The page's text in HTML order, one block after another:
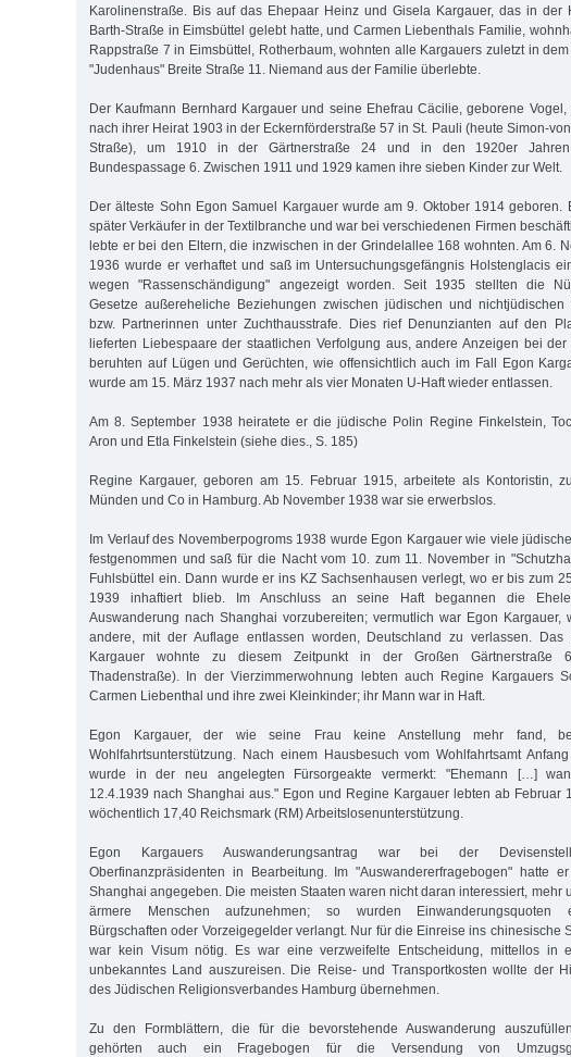
Karolinenstraße. Bis auf das Ehepaar Heinz und Gisela Kargauer, das in der
Barth-Straße in Eimsbüttel gelebt hatte, und Carmen Liebenthals Familie,
Rappstraße 7 in Eimsbüttel, Rotherbaum, wohnten alle Kargauers zuletzt in
"Judenhaus" Breite Straße 11. Niemand aus der Familie überlebte.
Der Kaufmann Bernhard Kargauer und seine Ehefrau Cäcilie, geborene Vogel,
nach ihrer Heirat 1903 in der Eckernförderstraße 57 in St. Pauli (heute Simon-
Straße), um 1910 in der Gärtnerstraße 24 und in den 1920er
Bundespassage 6. Zwischen 1911 und 1929 kamen ihre sieben Kinder zur Welt.
Der älteste Sohn Egon Samuel Kargauer wurde am 9. Oktober 1914 geboren.
später Verkäufer in der Textilbranche und war bei verschiedenen Firmen
lebte er bei den Eltern, die inzwischen in der Grindelallee 168 wohnten. Am 6.
1936 wurde er verhaftet und saß im Untersuchungsgefängnis Holstenglacis
wegen "Rassenschändigung" angezeigt worden. Seit 1935 stellten die
Gesetze außereheliche Beziehungen zwischen jüdischen und nichtjüdischen
bzw. Partnerinnen unter Zuchthausstrafe. Dies rief Denunzianten auf den
lieferten Liebespaare der staatlichen Verfolgung aus, andere Anzeigen bei der
beruhten auf Lügen und Gerüchten, wie offensichtlich auch im Fall Egon
wurde am 15. März 1937 nach mehr als vier Monaten U-Haft wieder entlassen.
Am 8. September 1938 heiratete er die jüdische Polin Regine Finkelstein,
Aron und Etla Finkelstein (siehe dies., S. 185)
Regine Kargauer, geboren am 15. Februar 1915, arbeitete als Kontoristin,
Münden und Co in Hamburg. Ab November 1938 war sie erwerbslos.
Im Verlauf des Novemberpogroms 1938 wurde Egon Kargauer wie viele
festgenommen und saß für die Nacht vom 10. zum 11. November in
Fuhlsbüttel ein. Dann wurde er ins KZ Sachsenhausen verlegt, wo er bis zum
1939 inhaftiert blieb. Im Anschluss an seine Haft begannen die
Auswanderung nach Shanghai vorzubereiten; vermutlich war Egon Kargauer,
andere, mit der Auflage entlassen worden, Deutschland zu verlassen. Das
Kargauer wohnte zu diesem Zeitpunkt in der Großen Gärtnerstraße
Thadenstraße). In der Vierzimmerwohnung lebten auch Regine Kargauers
Carmen Liebenthal und ihre zwei Kleinkinder; ihr Mann war in Haft.
Egon Kargauer, der wie seine Frau keine Anstellung mehr fand,
Wohlfahrtsunterstützung. Nach einem Hausbesuch vom Wohlfahrtsamt
wurde in der neu angelegten Fürsorgeakte vermerkt: "Ehemann […]
12.4.1939 nach Shanghai aus." Egon und Regine Kargauer lebten ab Februar
wöchentlich 17,40 Reichsmark (RM) Arbeitslosenunterstützung.
Egon Kargauers Auswanderungsantrag war bei der
Oberfinanzpräsidenten in Bearbeitung. Im "Auswandererfragebogen" hatte
Shanghai angegeben. Die meisten Staaten waren nicht daran interessiert, mehr
ärmere Menschen aufzunehmen; so wurden Einwanderungsquoten
Bürgschaften oder Vorzeigegelder verlangt. Nur für die Einreise ins chinesische
war kein Visum nötig. Es war eine verzweifelte Entscheidung, mittellos in
unbekanntes Land auszureisen. Die Reise- und Transportkosten wollte der
des Jüdischen Religionsverbandes Hamburg übernehmen.
Zu den Formblättern, die für die bevorstehende Auswanderung
gehörten auch ein Fragebogen für die Versendung von